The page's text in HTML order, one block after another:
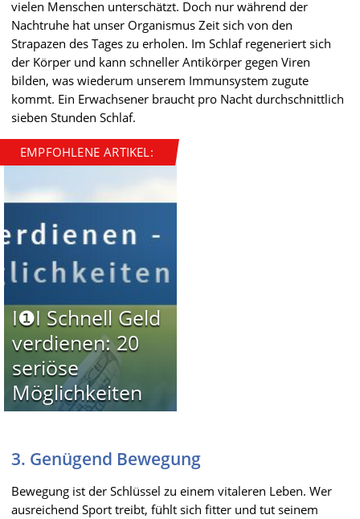
vielen Menschen unterschätzt. Doch nur während der
Nachtruhe hat unser Organismus Zeit sich von den
Strapazen des Tages zu erholen. Im Schlaf regeneriert sich
der Körper und kann schneller Antikörper gegen Viren
bilden, was wiederum unserem Immunsystem zugute
kommt. Ein Erwachsener braucht pro Nacht durchschnittlich
sieben Stunden Schlaf.
EMPFOHLENE ARTIKEL:
I❶I Schnell Geld
verdienen: 20
seriöse
Möglichkeiten
3. Genügend Bewegung
Bewegung ist der Schlüssel zu einem vitaleren Leben. Wer
ausreichend Sport treibt, fühlt sich fitter und tut seinem